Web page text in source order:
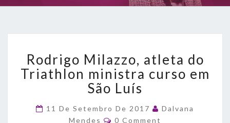
Milazzo,
atleta
do
Triathlon
ministra
Rodrigo Milazzo, atleta do
Triathlon ministra curso em
São Luís
11 De Setembro De 2017
Dalvana
Mendes
Comments
0 Comment